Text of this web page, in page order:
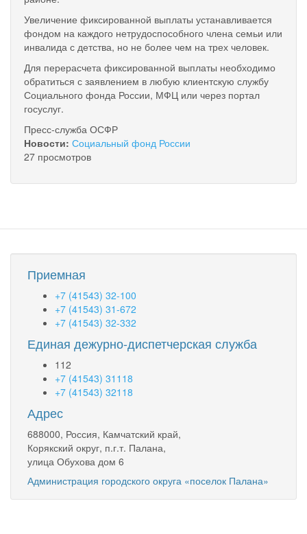
Увеличение фиксированной выплаты устанавливается
фондом на каждого нетрудоспособного члена семьи или
инвалида с детства, но не более чем на трех человек.
Для перерасчета фиксированной выплаты необходимо
обратиться с заявлением в любую клиентскую службу
Социального фонда России, МФЦ или через портал
госуслуг.
Пресс-служба ОСФР
Новости: Социальный фонд России
27 просмотров
Приемная
+7 (41543) 32-100
+7 (41543) 31-672
+7 (41543) 32-332
Единая дежурно-диспетчерская служба
112
+7 (41543) 31118
+7 (41543) 32118
Адрес
688000, Россия, Камчатский край,
Корякский округ, п.г.т. Палана,
улица Обухова дом 6
Администрация городского округа «поселок Палана»